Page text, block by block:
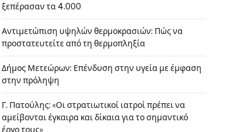
ξεπέρασαν τα 4.000
Αντιμετώπιση υψηλών θερμοκρασιών: Πώς να
προστατευτείτε από τη θερμοπληξία
Δήμος Μετεώρων: Επένδυση στην υγεία με έμφαση
στην πρόληψη
Γ. Πατούλης: «Οι στρατιωτικοί ιατροί πρέπει να
αμείβονται έγκαιρα και δίκαια για το σημαντικό
έργο τους»